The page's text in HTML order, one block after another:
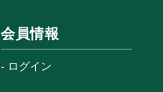
会員情報
ログイン